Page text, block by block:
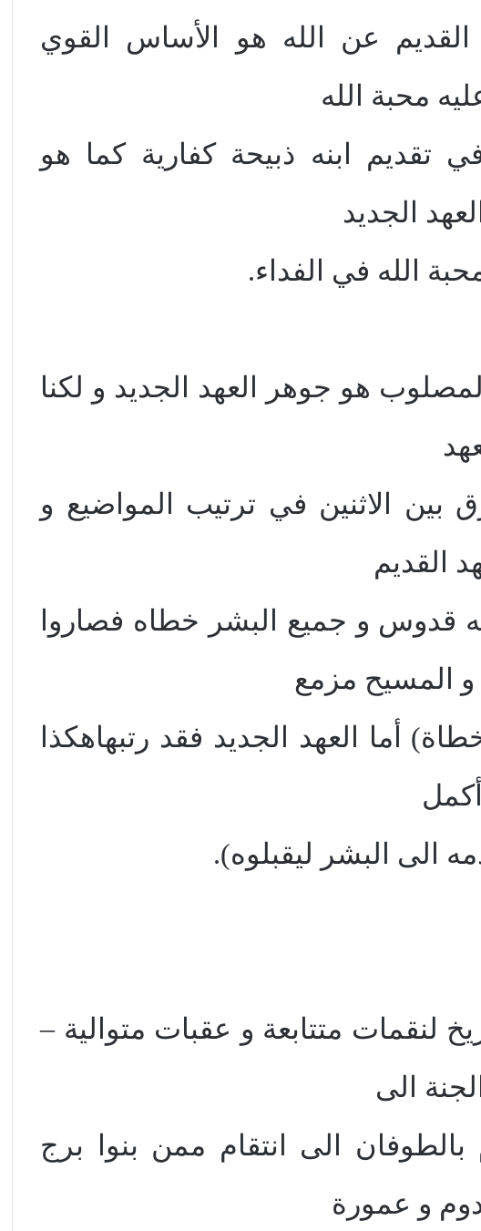
عن الله هو الأساس القوي
محبة الله
تقديم ابنه ذبيحة كفارية كما هو
الجديد
الله في الفداء.
هو جوهر العهد الجديد و لكنا
بين الاثنين في ترتيب المواضيع و
القديم
قدوس و جميع البشر خطاه فصاروا
المسيح مزمع
أما العهد الجديد فقد رتبهاهكذا
الى البشر ليقبلوه).
لنقمات متتابعة و عقبات متوالية –
الى
بالطوفان الى انتقام ممن بنوا برج
و عمورة